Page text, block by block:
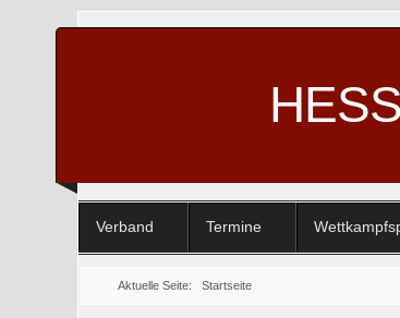
Verband Termine
Aktuelle Seite:Startseite